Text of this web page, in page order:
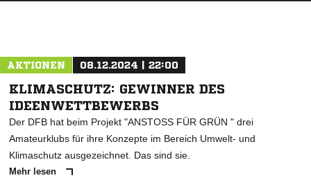
AKTIONEN 08.12.2024 | 22:00
KLIMASCHUTZ: GEWINNER DES
IDEENWETTBEWERBS
Der DFB hat beim Projekt "ANSTOSS FÜR GRÜN " drei
Amateurklubs für ihre Konzepte im Bereich Umwelt- und
Klimaschutz ausgezeichnet. Das sind sie.
Mehr lesen